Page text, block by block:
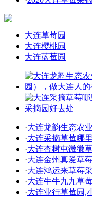
大连草莓园
大连樱桃园
大连蓝莓园
·大连龙韵生态农
·大连采摘草莓哪
·大连杏树屯微微
·大连金州真爱草
·大连鸿运来草莓
·大连牛牛九九草
·大连业行草莓园,